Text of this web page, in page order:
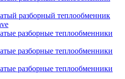
разборный теплообменник
разборные теплообменники
разборные теплообменники
разборные теплообменники